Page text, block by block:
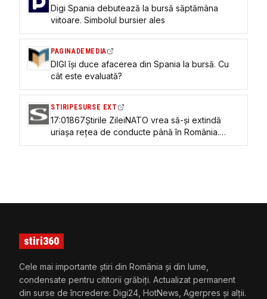
Digi Spania debutează la bursă săptămâna
viitoare. Simbolul bursier ales
PAGINADEMEDIA
DIGI îşi duce afacerea din Spania la bursă. Cu
cât este evaluată?
STIRIPESURSE EXT
17:01867Știrile ZileiNATO vrea să-și extindă
uriașa rețea de conducte până în România.
Proiectul de 21 de miliarde de euro pregătit
stiri360
Cele mai importante știri din România și din lume,
condensate pentru cititorii grăbiți. Actualizat permanent
din surse de încredere: Digi24, HotNews, Agerpres și alții.